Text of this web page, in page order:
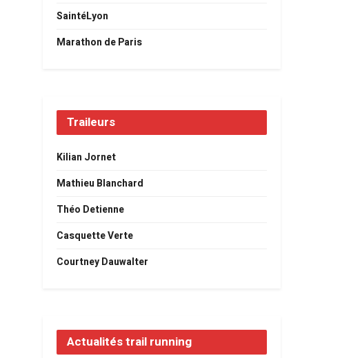
SaintéLyon
Marathon de Paris
Traileurs
Kilian Jornet
Mathieu Blanchard
Théo Detienne
Casquette Verte
Courtney Dauwalter
Actualités trail running